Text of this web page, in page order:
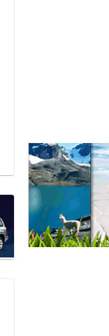
Materiales de
Escritorios
Fabricas de Muebles
Muebles para
Mueblerías
Muebles de Oficina
Muebles de Melamina